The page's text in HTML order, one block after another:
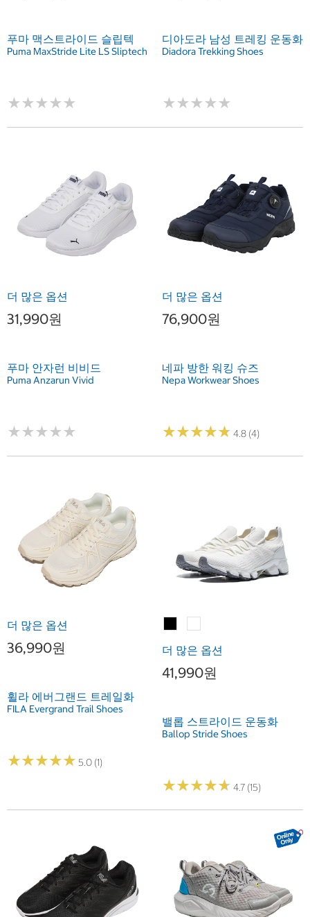
푸마 맥스트라이드 슬립텍
Puma MaxStride Lite LS Sliptech
★★★★★
★★★★★
디아도라 남성 트레킹 운동화
Diadora Trekking Shoes
★★★★★
★★★★★
더 많은 옵션
31,990원
푸마 안자런 비비드
Puma Anzarun Vivid
★★★★★
★★★★★
더 많은 옵션
76,900원
네파 방한 워킹 슈즈
Nepa Workwear Shoes
★★★★★
★★★★★ 4.8 (4)
더 많은 옵션
36,990원
휠라 에버그랜드 트레일화
FILA Evergrand Trail Shoes
★★★★★
★★★★★ 5.0 (1)
더 많은 옵션
41,990원
밸롭 스트라이드 운동화
Ballop Stride Shoes
★★★★★
★★★★★ 4.7 (15)